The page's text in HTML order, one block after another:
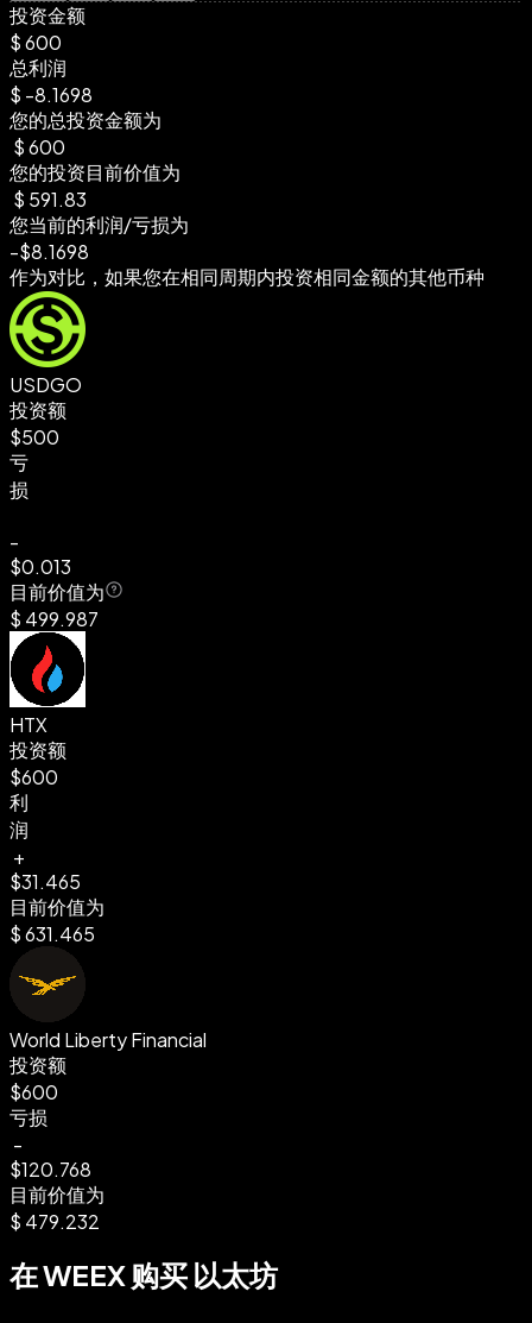
投资金额
$600
总利润
$ -8.1698
您的总投资金额为
$600
您的投资目前价值为
$ 591.83
您当前的利润/亏损为
-$8.1698
作为对比，如果您在相同周期内投资相同金额的其他币种
USDGO
投资额
$500
亏
损
-
$0.013
目前价值为
$ 499.987
HTX
投资额
$600
利
润
+
$31.465
目前价值为
$631.465
World Liberty Financial
投资额
$600
亏损
-
$120.768
目前价值为
$ 479.232
在 WEEX 购买 以太坊